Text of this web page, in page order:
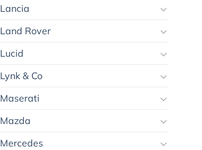
Lancia
Land Rover
Lucid
Lynk & Co
Maserati
Mazda
Mercedes